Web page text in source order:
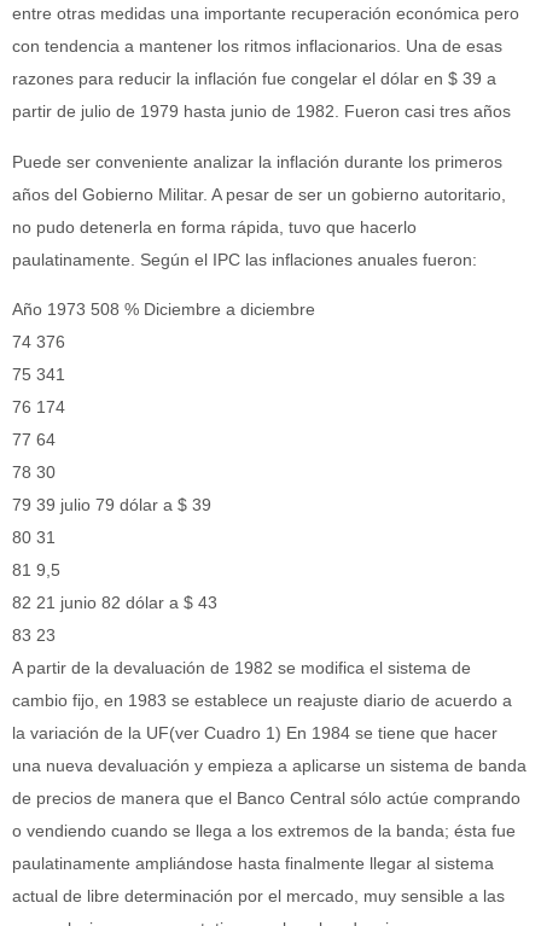
entre otras medidas una importante recuperación económica pero
con tendencia a mantener los ritmos inflacionarios. Una de esas
razones para reducir la inflación fue congelar el dólar en $ 39 a
partir de julio de 1979 hasta junio de 1982. Fueron casi tres años
Puede ser conveniente analizar la inflación durante los primeros
años del Gobierno Militar. A pesar de ser un gobierno autoritario,
no pudo detenerla en forma rápida, tuvo que hacerlo
paulatinamente. Según el IPC las inflaciones anuales fueron:
Año 1973 508 % Diciembre a diciembre
74 376
75 341
76 174
77 64
78 30
79 39 julio 79 dólar a $ 39
80 31
81 9,5
82 21 junio 82 dólar a $ 43
83 23
A partir de la devaluación de 1982 se modifica el sistema de
cambio fijo, en 1983 se establece un reajuste diario de acuerdo a
la variación de la UF(ver Cuadro 1) En 1984 se tiene que hacer
una nueva devaluación y empieza a aplicarse un sistema de banda
de precios de manera que el Banco Central sólo actúe comprando
o vendiendo cuando se llega a los extremos de la banda; ésta fue
paulatinamente ampliándose hasta finalmente llegar al sistema
actual de libre determinación por el mercado, muy sensible a las